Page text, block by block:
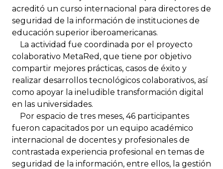
acreditó un curso internacional para directores de
seguridad de la información de instituciones de
educación superior iberoamericanas.
La actividad fue coordinada por el proyecto
colaborativo MetaRed, que tiene por objetivo
compartir mejores prácticas, casos de éxito y
realizar desarrollos tecnológicos colaborativos, así
como apoyar la ineludible transformación digital
en las universidades.
Por espacio de tres meses, 46 participantes
fueron capacitados por un equipo académico
internacional de docentes y profesionales de
contrastada experiencia profesional en temas de
seguridad de la información, entre ellos, la gestión